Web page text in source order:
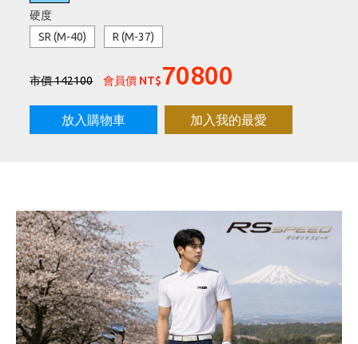
硬度
SR (M-40)
R (M-37)
市價 142100 會員價 NT$70800
放入購物車 加入我的最愛